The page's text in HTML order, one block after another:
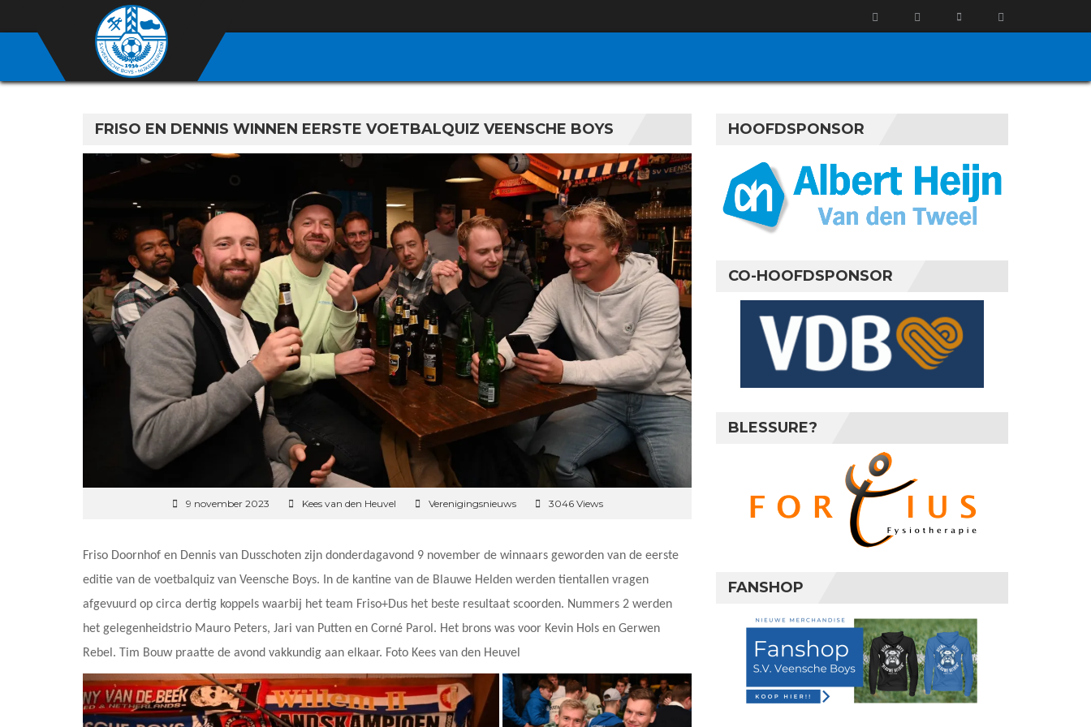
FRISO EN DENNIS WINNEN EERSTE VOETBALQUIZ VEENSCHE BOYS
9 november 2023 Kees van den Heuvel Verenigingsnieuws 3046 Views
Friso Doornhof en Dennis van Dusschoten zijn donderdagavond 9 november de winnaars geworden van de eerste
editie van de voetbalquiz van Veensche Boys. In de kantine van de Blauwe Helden werden tientallen vragen
afgevuurd op circa dertig koppels waarbij het team Friso+Dus het beste resultaat scoorden. Nummers 2 werden
het gelegenheidstrio Mauro Peters, Jari van Putten en Corné Parol. Het brons was voor Kevin Hols en Gerwen
Rebel. Tim Bouw praatte de avond vakkundig aan elkaar. Foto Kees van den Heuvel
HOOFDSPONSOR
CO-HOOFDSPONSOR
BLESSURE?
FANSHOP